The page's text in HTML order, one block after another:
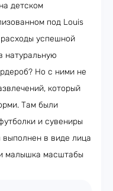
детском
под Louis
успешной
натуральную
Но с ними не
который
Там были
и сувениры
выполнен в виде лица
малышка масштабы